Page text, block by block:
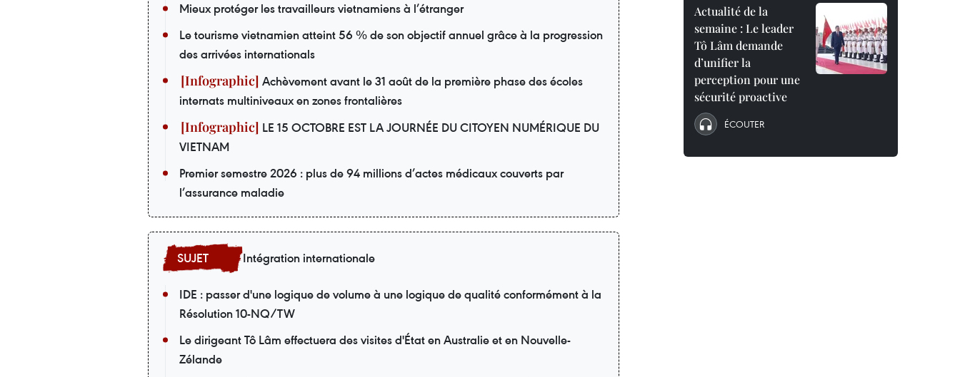
Mieux protéger les travailleurs vietnamiens à l’étranger
Le tourisme vietnamien atteint 56 % de son objectif annuel grâce à la progression
des arrivées internationals
Achèvement avant le 31 août de la première phase des écoles
internats multiniveaux en zones frontalières
LE 15 OCTOBRE EST LA JOURNÉE DU CITOYEN NUMÉRIQUE DU
VIETNAM
Premier semestre 2026 : plus de 94 millions d’actes médicaux couverts par
l’assurance maladie
Intégration internationale
IDE : passer d'une logique de volume à une logique de qualité conformément à la
Résolution 10-NQ/TW
Le dirigeant Tô Lâm effectuera des visites d'État en Australie et en Nouvelle-
Zélande
Actualité de la
semaine : Le leader
Tô Lâm demande
d’unifier la
perception pour une
sécurité proactive
ÉCOUTER